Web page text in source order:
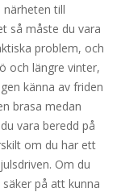
till
så måste du vara
problem, och
och längre vinter,
känna av friden
brasa medan
vara beredd på
om du har ett
Om du
på att kunna